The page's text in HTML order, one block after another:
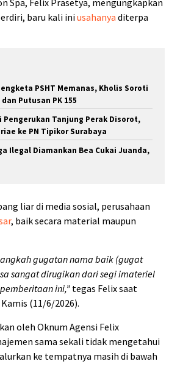
Spa, Felix Prasetya, mengungkapkan
baru kali iniusahanya diterpa
PSHT Memanas, Kholis Soroti
Putusan PK 155
Pengerukan Tanjung Perak Disorot,
ke PN Tipikor Surabaya
Ilegal Diamankan Bea Cukai Juanda,
liar di media sosial, perusahaan
, baik secara material maupun
gugatan nama baik (gugat
sangat dirugikan dari segi imateriel
ini,” tegas Felix saat
(11/6/2026).
oleh Oknum Agensi Felix
sama sekali tidak mengetahui
ke tempatnya masih di bawah